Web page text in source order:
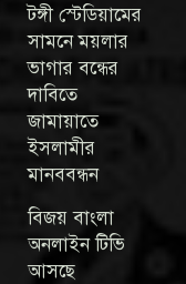
টঙ্গী স্টেডিয়ামের
সামনে ময়লার
ভাগার বন্ধের
দাবিতে
জামায়াতে
ইসলামীর
মানববন্ধন
বিজয় বাংলা
অনলাইন টিভি
আসছে